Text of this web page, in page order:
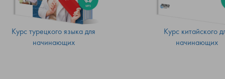
Курс турецкого языка для
начинающих
Курс китайского
начинающих